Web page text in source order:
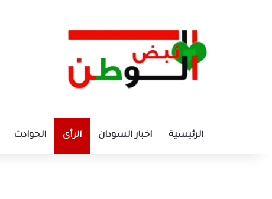
الرئيسية اخبار السودان الرأى الحوادث